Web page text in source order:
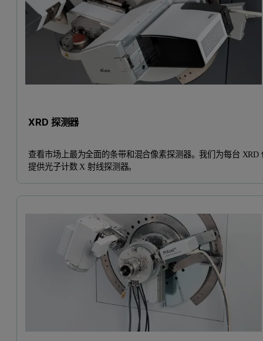
XRD 探测器
查看市场上最为全面的条带和混合像素探测器。我们为每台 XRD
提供光子计数 X 射线探测器。